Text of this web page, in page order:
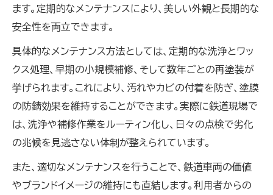
ます。定期的なメンテナンスにより、美しい外観と長期的な
安全性を両立できます。
具体的なメンテナンス方法としては、定期的な洗浄とワッ
クス処理、早期の小規模補修、そして数年ごとの再塗装が
挙げられます。これにより、汚れやカビの付着を防ぎ、塗膜
の防錆効果を維持することができます。実際に鉄道現場で
は、洗浄や補修作業をルーティン化し、日々の点検で劣化
の兆候を見逃さない体制が整えられています。
また、適切なメンテナンスを行うことで、鉄道車両の価値
やブランドイメージの維持にも直結します。利用者からの